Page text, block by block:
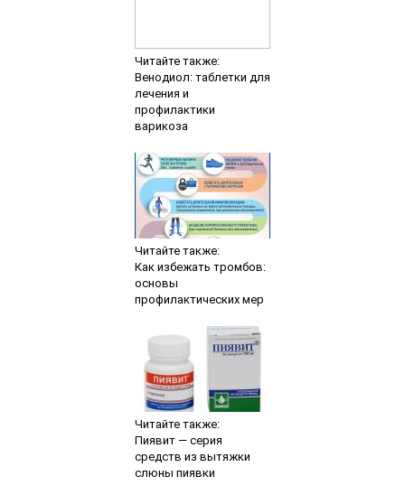
Читайте также:
Венодиол: таблетки для
лечения и
профилактики
варикоза
Читайте также:
Как избежать тромбов:
основы
профилактических мер
Читайте также:
Пиявит — серия
средств из вытяжки
слюны пиявки